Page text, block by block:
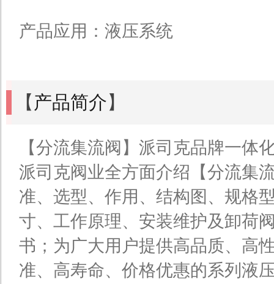
产品应用：液压系统
【 产品简介】
【分流集流阀】派司克品牌一体
派司克阀业全方面介绍【分流集
准、选型、作用、结构图、规格
寸、工作原理、安装维护及卸荷
书；为广大用户提供高品质、高
准、高寿命、价格优惠的系列液